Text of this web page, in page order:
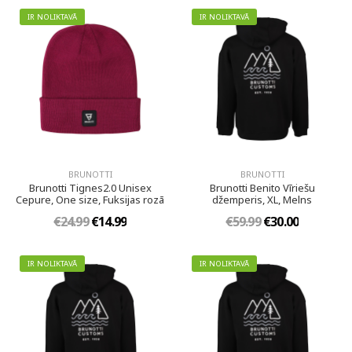
IR NOLIKTAVĀ
BRUNOTTI
Brunotti Tignes2.0 Unisex
Cepure, One size, Fuksijas rozā
€24.99€14.99
IR NOLIKTAVĀ
BRUNOTTI
Brunotti Benito Vīriešu
džemperis, XL, Melns
€59.99€30.00
IR NOLIKTAVĀ IR NOLIKTAVĀ